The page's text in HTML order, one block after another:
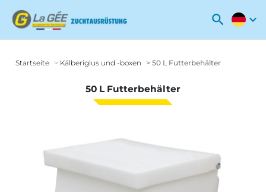
search expand_more
Startseite Kälberiglus und -boxen 50 L Futterbehälter
50 L Futterbehälter